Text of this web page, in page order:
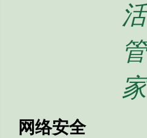
网络安全